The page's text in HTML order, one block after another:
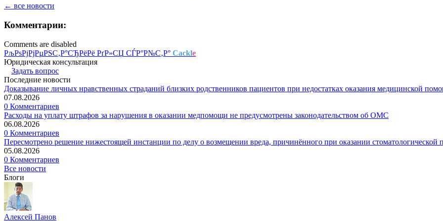
← все новости
Комментарии:
Comments are disabled
РљРѕРјРјРµРЅС‚Р°СЂРёРё РґР»СЏ СЃР°Р№С‚Р° Cackle
Юридическая консультация
Задать вопрос
Последние новости
Доказывание личных нравственных страданий близких родственников пациентов при недостатках оказания медицинской
07.08.2026
0 Комментариев
Расходы на уплату штрафов за нарушения в оказании медпомощи не предусмотрены законодательством об ОМС
06.08.2026
0 Комментариев
Пересмотрено решение нижестоящей инстанции по делу о возмещении вреда, причинённого при оказании стоматологической
05.08.2026
0 Комментариев
Все новости
Блоги
Алексей Панов